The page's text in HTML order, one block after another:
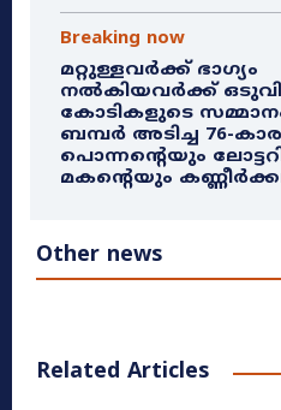
Breaking now
മറ്റുള്ളവർക്ക് ഭാഗ്യം
നൽകിയവർക്ക്
കോടികളുടെ
ബമ്പർ അടിച്ച 76-
പൊന്നന്റെയും
മകന്റെയും
Other news
Related Articles